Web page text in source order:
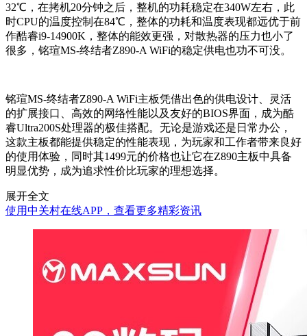
32℃，在拷机20分钟之后，整机的功耗稳定在340W左右，此
时CPU的温度控制在84℃，整体的功耗和温度表现都远优于前
作酷睿i9-14900K，整体的能效更强，对散热器的压力也小了
很多，铭瑄MS-终结者Z890-A WiFi的稳定供电也功不可没。
铭瑄MS-终结者Z890-A WiFi主板凭借出色的供电设计、灵活
的扩展接口、高效的网络性能以及友好的BIOS界面，成为酷
睿Ultra200S处理器的极佳搭配。无论是游戏还是日常办公，
这款主板都能提供稳定的性能表现，为玩家和工作者带来良好
的使用体验，同时其1499元的价格也让它在Z890主板中具备
明显优势，成为追求性价比玩家的理想选择。
展开全文
使用中关村在线APP，查看更多精彩资讯